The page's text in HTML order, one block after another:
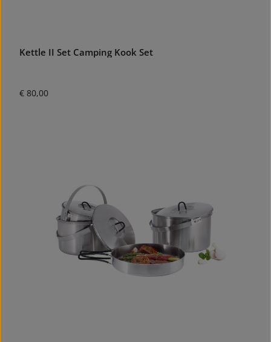
Kettle II Set Camping Kook Set
Normale prijs:
€ 80,00